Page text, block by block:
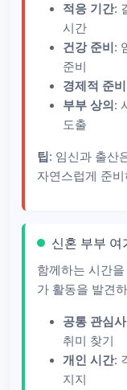
적응 기간:
시간
건강 준비:
준비
경제적 준비
부부 상의 :
도출
팁 : 임신과 출산
자연스럽게 준
신혼 부부 여
함께하는 시간
가 활동을 발견
공통 관심사
취미 찾기
개인 시간:
지지